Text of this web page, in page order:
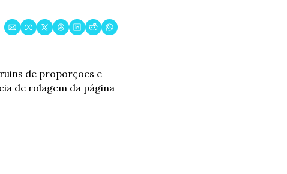
de proporções e
de rolagem da página